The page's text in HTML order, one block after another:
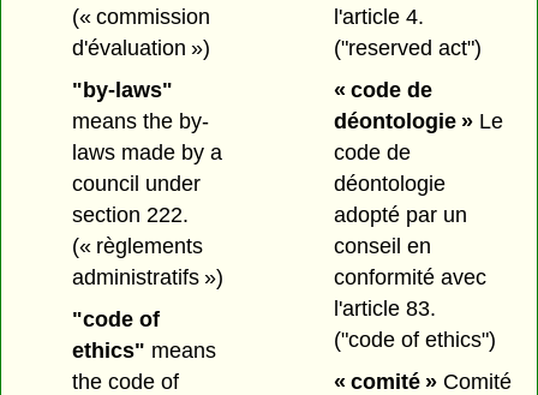
(« commission
d'évaluation »)
"by-laws"
means the by-
laws made by a
council under
section 222.
(« règlements
administratifs »)
"code of
ethics" means
the code of
l'article 4.
("reserved act")
« code de
déontologie »Le
code de
déontologie
adopté par un
conseil en
conformité avec
l'article 83.
("code of ethics")
« comité »Comité